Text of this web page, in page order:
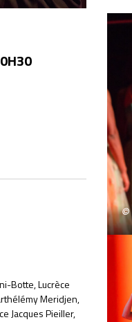
Botte, Lucrèce
Meridjen,
Jacques Pieiller,
©